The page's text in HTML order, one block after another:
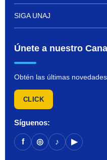
SIGA UNAJ
Únete a nuestro
Obtén las últimas
CLICK
Síguenos:
f ◎ ♪ ▶